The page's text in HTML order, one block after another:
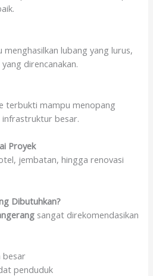
lubang yang lurus,
direncanakan.
terbukti mampu menopang
besar.
Proyek
jembatan, hingga renovasi
Dibutuhkan?
sangat direkomendasikan
besar
penduduk